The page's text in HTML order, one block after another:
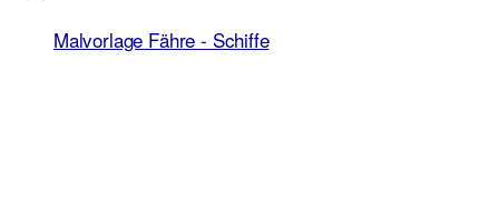
Malvorlage Fähre - Schiffe